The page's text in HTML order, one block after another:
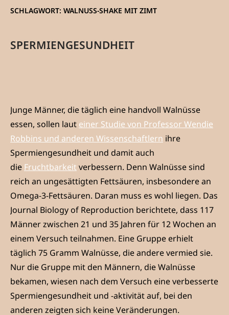
SCHLAGWORT: WALNUSS-SHAKE MIT ZIMT
SPERMIENGESUNDHEIT
Junge Männer, die täglich eine handvoll Walnüsse
essen, sollen laut einer Studie von Professor Wendie
Robbins und anderen Wissenschaftlern ihre
Spermiengesundheit und damit auch
die Fruchtbarkeitverbessern. Denn Walnüsse sind
reich an ungesättigten Fettsäuren, insbesondere an
Omega-3-Fettsäuren. Daran muss es wohl liegen. Das
Journal Biology of Reproduction berichtete, dass 117
Männer zwischen 21 und 35 Jahren für 12 Wochen an
einem Versuch teilnahmen. Eine Gruppe erhielt
täglich 75 Gramm Walnüsse, die andere vermied sie.
Nur die Gruppe mit den Männern, die Walnüsse
bekamen, wiesen nach dem Versuch eine verbesserte
Spermiengesundheit und -aktivität auf, bei den
anderen zeigten sich keine Veränderungen.